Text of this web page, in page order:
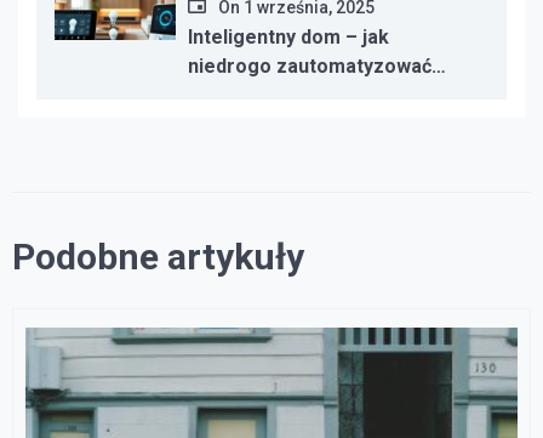
On 1 września, 2025
Inteligentny dom – jak
niedrogo zautomatyzować
Podobne artykuły